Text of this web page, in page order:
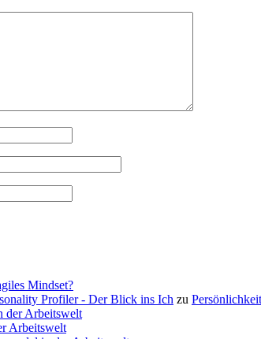
Mindset?
Profiler - Der Blick ins Ich zu
der Arbeitswelt
Arbeitswelt